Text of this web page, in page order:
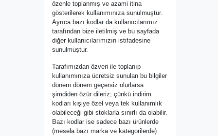
özenle toplanmış ve azami itina
gösterilerek kullanımınıza sunulmuştur.
Ayrıca bazı kodlar da kullanıcılarımız
tarafından bize iletilmiş ve bu sayfada
diğer kullanıcılarımızın istifadesine
sunulmuştur.
Tarafımızdan özveri ile toplanıp
kullanımınıza ücretsiz sunulan bu bilgiler
dönem dönem geçersiz olurlarsa
şimdiden özür dileriz; çünkü indirim
kodları kişiye özel veya tek kullanımlık
olabileceği gibi stoklarla sınırlı da olabilir.
Bazı kodlar ise sadece bazı ürünlerde
(mesela bazı marka ve kategorilerde)